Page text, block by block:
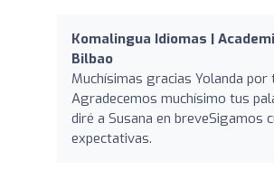
Komalingua Idiomas |
Bilbao
Muchísimas gracias Yolanda por
Agradecemos muchísimo tus
diré a Susana en breveSigamos
expectativas.